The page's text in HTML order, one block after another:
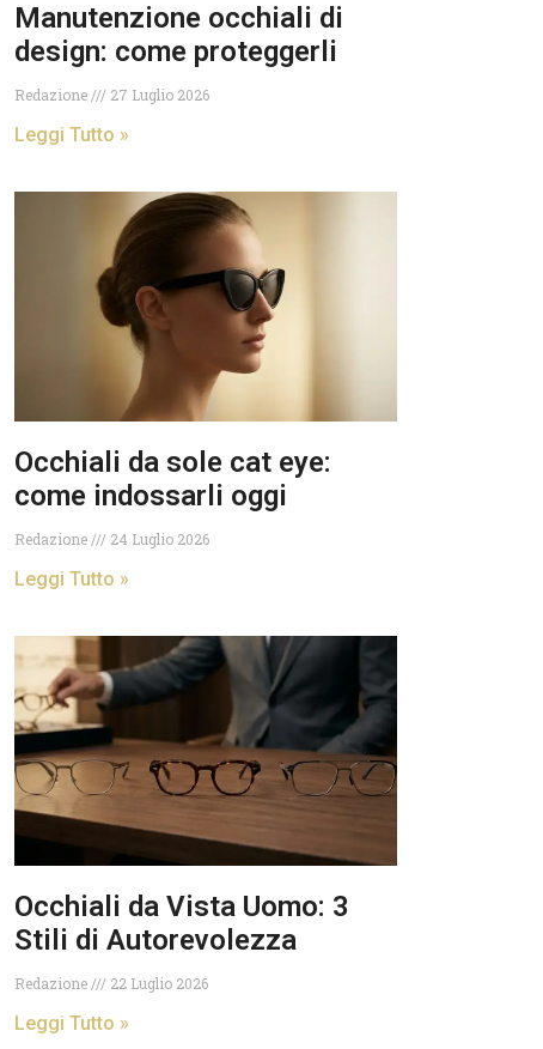
Manutenzione occhiali di
design: come proteggerli
Redazione 27 Luglio 2026
Leggi Tutto »
Occhiali da sole cat eye:
come indossarli oggi
Redazione 24 Luglio 2026
Leggi Tutto »
Occhiali da Vista Uomo: 3
Stili di Autorevolezza
Redazione 22 Luglio 2026
Leggi Tutto »